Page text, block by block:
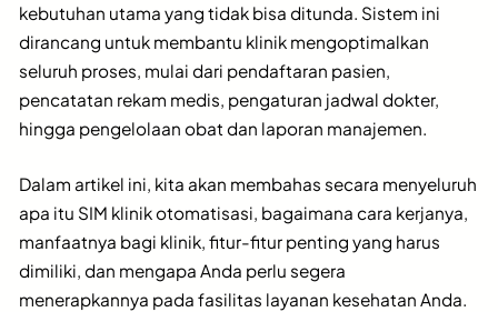
kebutuhan utama yang tidak bisa ditunda. Sistem ini
dirancang untuk membantu klinik mengoptimalkan
seluruh proses, mulai dari pendaftaran pasien,
pencatatan rekam medis, pengaturan jadwal dokter,
hingga pengelolaan obat dan laporan manajemen.
Dalam artikel ini, kita akan membahas secara menyeluruh
apa itu SIM klinik otomatisasi, bagaimana cara kerjanya,
manfaatnya bagi klinik, fitur-fitur penting yang harus
dimiliki, dan mengapa Anda perlu segera
menerapkannya pada fasilitas layanan kesehatan Anda.